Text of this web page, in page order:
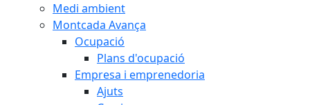
Medi ambient
Montcada Avança
Ocupació
Plans d'ocupació
Empresa i emprenedoria
Ajuts